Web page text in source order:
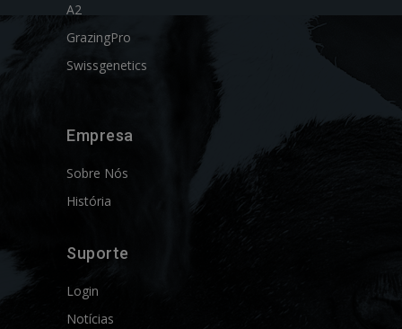
A2
GrazingPro
Swissgenetics
Empresa
Sobre Nós
História
Suporte
Login
Notícias